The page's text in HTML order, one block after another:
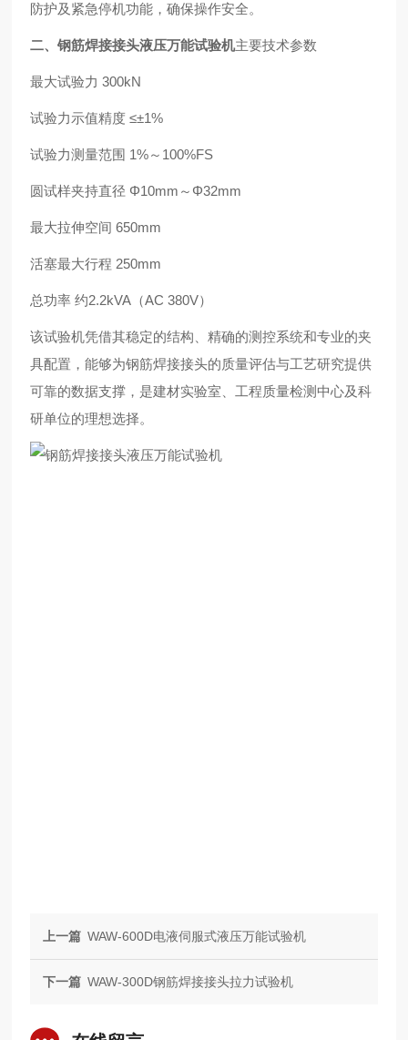
防护及紧急停机功能，确保操作安全。
二、钢筋焊接接头液压万能试验机主要技术参数
最大试验力 300kN
试验力示值精度 ≤±1%
试验力测量范围 1%～100%FS
圆试样夹持直径 Φ10mm ～ Φ32mm
最大拉伸空间 650mm
活塞最大行程 250mm
总功率 约2.2kVA（AC 380V）
该试验机凭借其稳定的结构、精确的测控系统和专业的夹
具配置，能够为钢筋焊接接头的质量评估与工艺研究提供
可靠的数据支撑，是建材实验室、工程质量检测中心及科
研单位的理想选择。
上一篇 WAW-600D电液伺服式液压万能试验机
下一篇 WAW-300D钢筋焊接接头拉力试验机